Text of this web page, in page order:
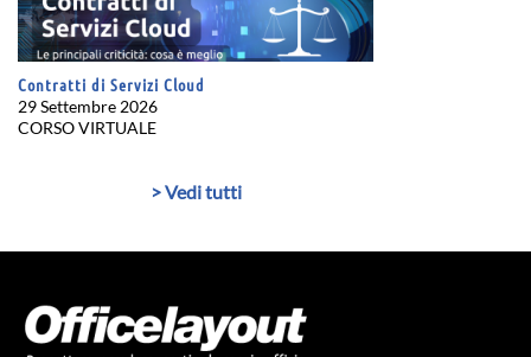
Contratti di Servizi Cloud
29 Settembre 2026
CORSO VIRTUALE
> Vedi tutti